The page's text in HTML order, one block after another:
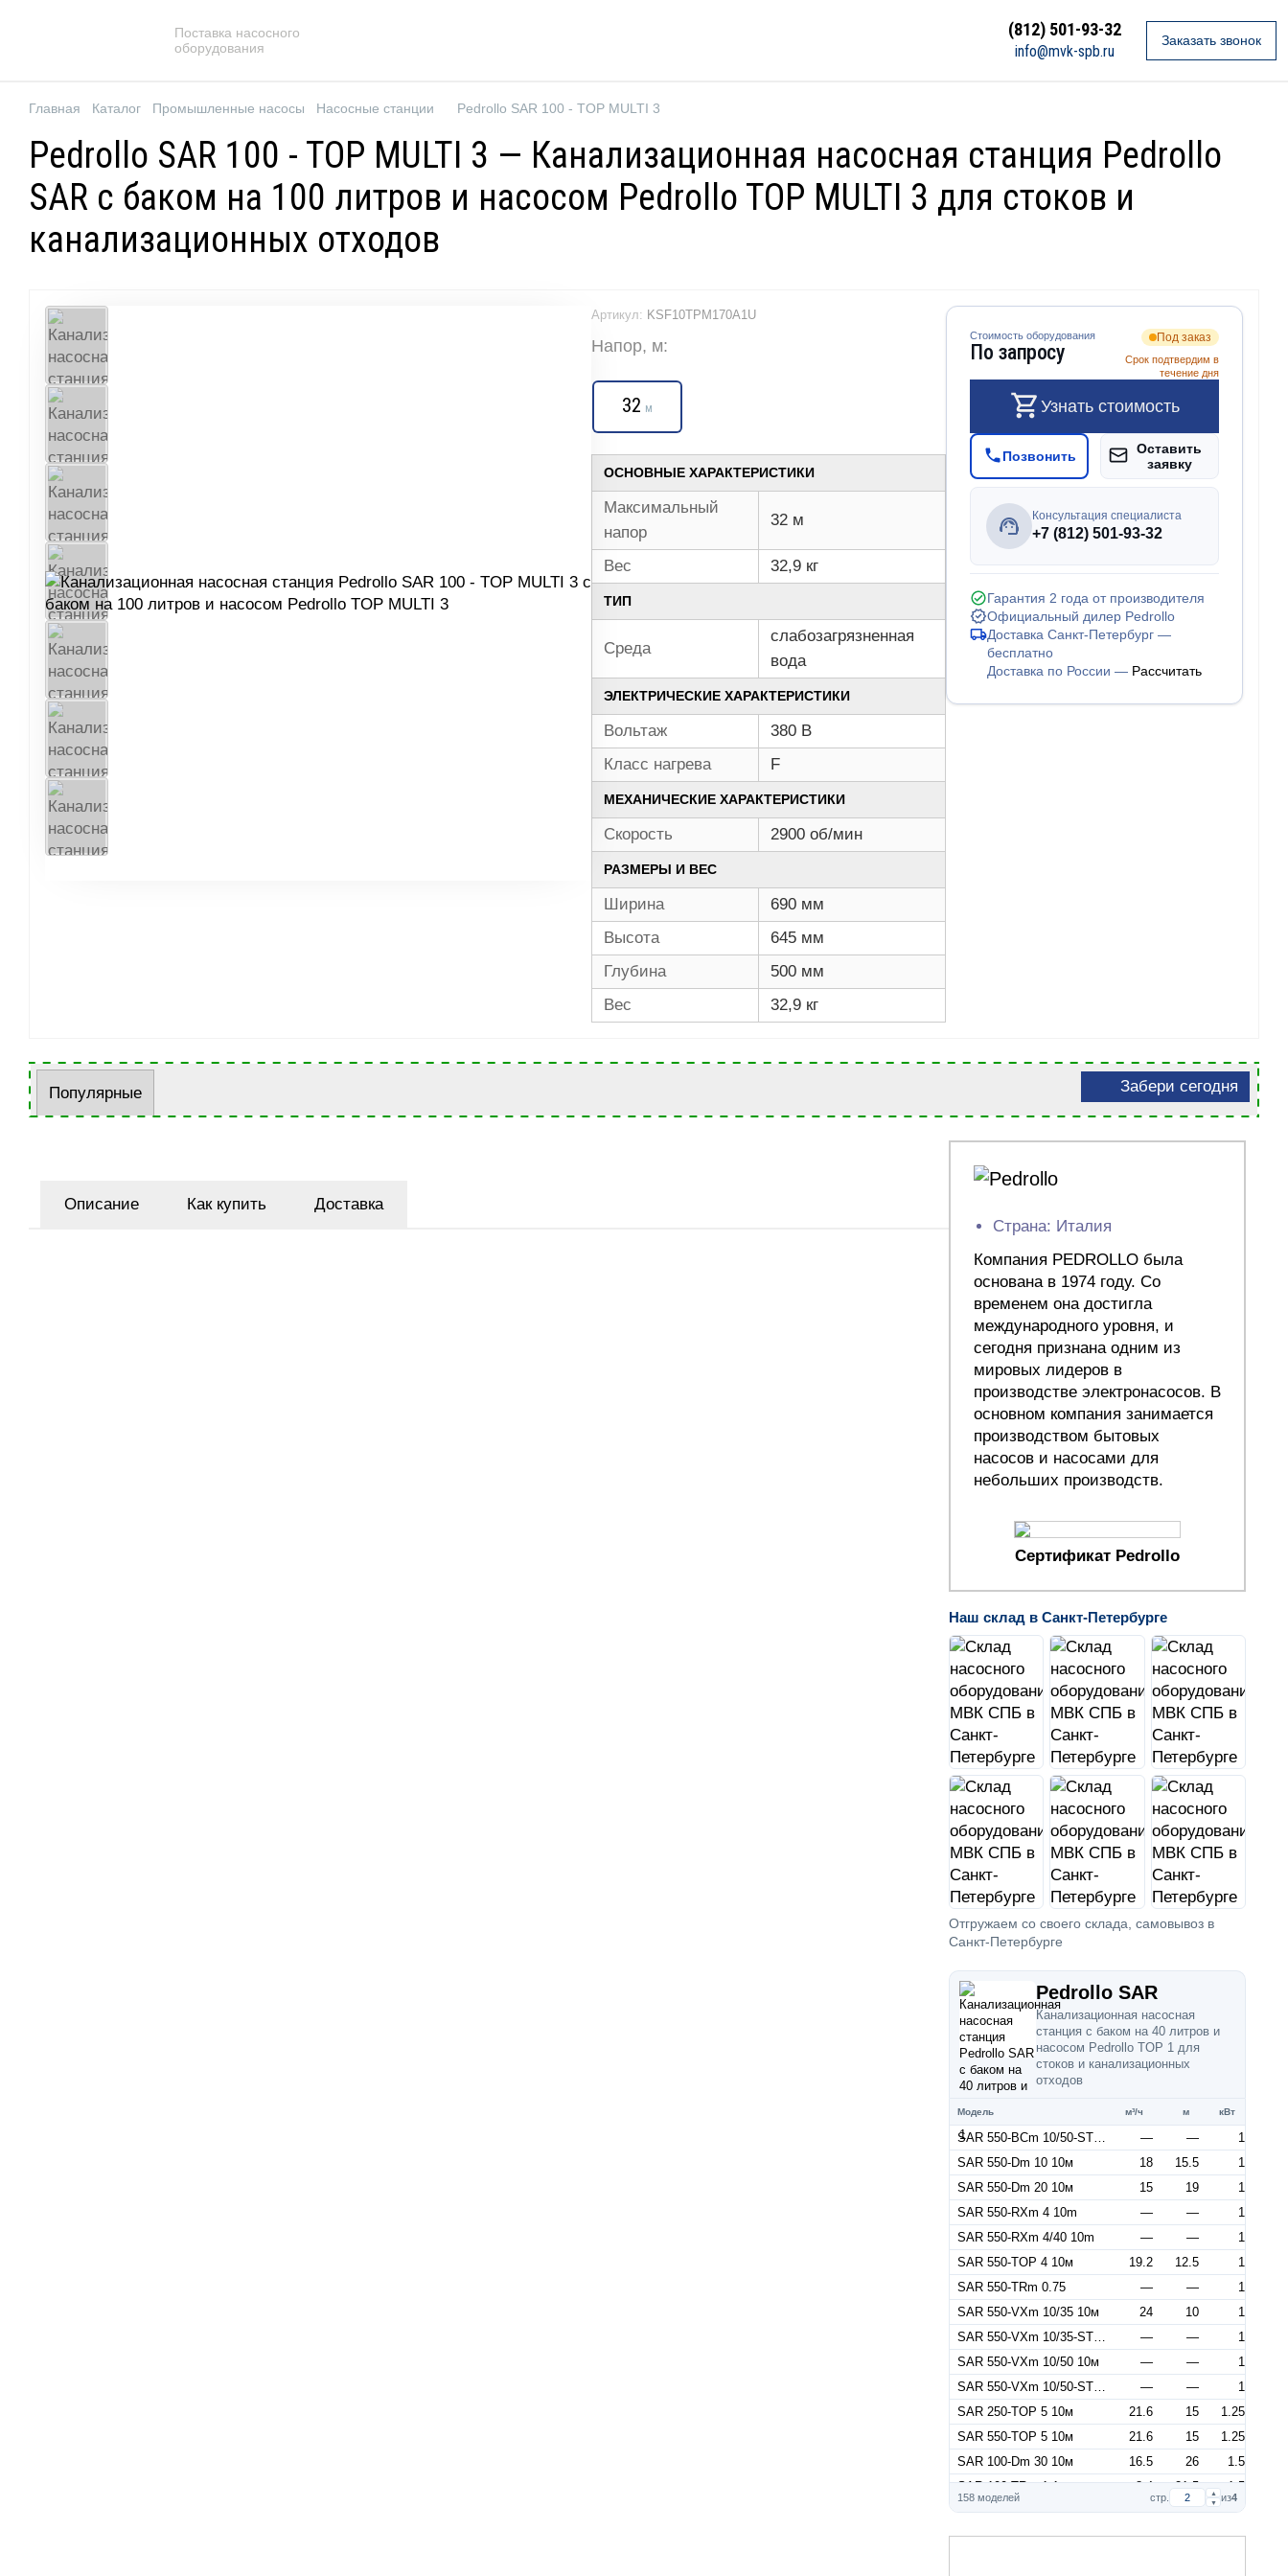
Поставка насосного
оборудования
(812) 501-93-32
info@mvk-spb.ru
Заказать звонок
Главная Каталог Промышленные насосы Насосные станции Pedrollo SAR 100 - TOP MULTI 3
Pedrollo SAR 100 - TOP MULTI 3 — Канализационная насосная станция Pedrollo
SAR с баком на 100 литров и насосом Pedrollo TOP MULTI 3 для стоков и
канализационных отходов
Артикул: KSF10TPM170A1U
Напор, м:
32 м
ОСНОВНЫЕ ХАРАКТЕРИСТИКИ
Максимальный
напор
32 м
Вес 32,9 кг
ТИП
Среда
слабозагрязненная
вода
ЭЛЕКТРИЧЕСКИЕ ХАРАКТЕРИСТИКИ
Вольтаж
380 В
Класс нагрева
F
МЕХАНИЧЕСКИЕ ХАРАКТЕРИСТИКИ
Скорость 2900 об/мин
РАЗМЕРЫ И ВЕС
Ширина
690 мм
Высота
645 мм
Глубина
500 мм
Вес
32,9 кг
Стоимость оборудования
По запросу
Под заказ
Срок подтвердим в
течение дня
Узнать стоимость
Позвонить
Оставить
заявку
Консультация специалиста
+7 (812) 501-93-32
Гарантия 2 года от производителя
Официальный дилер Pedrollo
Доставка Санкт-Петербург —
бесплатно
Доставка по России — Рассчитать
Популярные Забери сегодня
Описание Как купить
Доставка
Страна: Италия
Компания PEDROLLO была
основана в 1974 году. Со
временем она достигла
международного уровня, и
сегодня признана одним из
мировых лидеров в
производстве электронасосов. В
основном компания занимается
производством бытовых
насосов и насосами для
небольших производств.
Сертификат Pedrollo
Наш склад в Санкт-Петербурге
Отгружаем со своего склада, самовывоз в
Санкт-Петербурге
Pedrollo SAR
Канализационная насосная
станция с баком на 40 литров и
насосом Pedrollo TOP 1 для
стоков и канализационных
отходов
Модель м³/ч м кВт
SAR 550-BCm 10/50-ST 10m — —
1
SAR 550-Dm 10 10м
18 15.5
1
SAR 550-Dm 20 10м
15 19
1
SAR 550-RXm 4 10m
— —
1
SAR 550-RXm 4/40 10m
— —
1
SAR 550-TOP 4 10м
19.2 12.5
1
SAR 550-TRm 0.75
— —
1
SAR 550-VXm 10/35 10м
24 10
1
SAR 550-VXm 10/35-ST 10m
— —
1
SAR 550-VXm 10/50 10м
— —
1
SAR 550-VXm 10/50-ST 10m
— —
1
SAR 250-TOP 5 10м
21.6 15
1.25
SAR 550-TOP 5 10м
21.6 15
1.25
SAR 100-Dm 30 10м
16.5 26
1.5
SAR 100-TRm 1.1
8.4 21.5
1.5
SAR 250-BCm 15/50 10м
45 14
1.5
SAR 250-Dm 30 10м
16.5 26
1.5
158 моделей стр.
▲
▼
из4